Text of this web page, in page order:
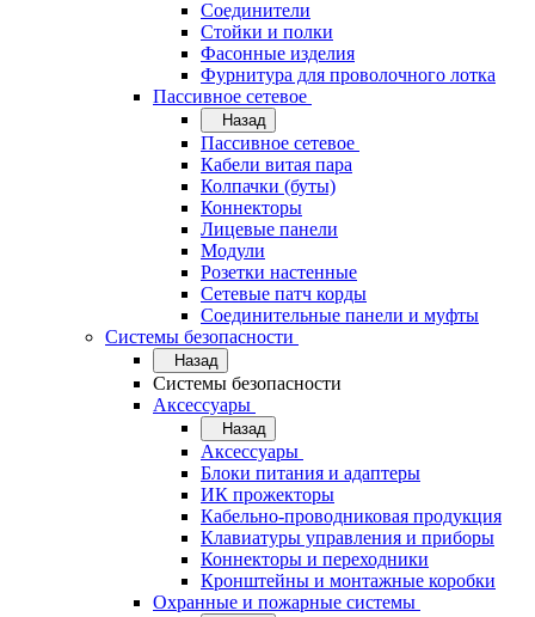
Соединители
Стойки и полки
Фасонные изделия
Фурнитура для проволочного лотка
Пассивное сетевое
Назад
Пассивное сетевое
Кабели витая пара
Колпачки (буты)
Коннекторы
Лицевые панели
Модули
Розетки настенные
Сетевые патч корды
Соединительные панели и муфты
Системы безопасности
Назад
Системы безопасности
Аксессуары
Назад
Аксессуары
Блоки питания и адаптеры
ИК прожекторы
Кабельно-проводниковая продукция
Клавиатуры управления и приборы
Коннекторы и переходники
Кронштейны и монтажные коробки
Охранные и пожарные системы